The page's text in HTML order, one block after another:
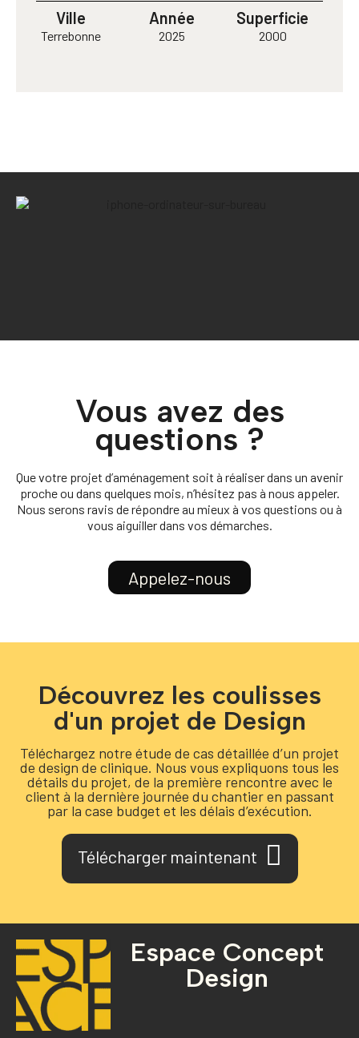
Ville
Terrebonne
Année
2025
Superficie
2000
Vous avez des
questions ?
Que votre projet d’aménagement soit à réaliser dans un avenir
proche ou dans quelques mois, n’hésitez pas à nous appeler.
Nous serons ravis de répondre au mieux à vos questions ou à
vous aiguiller dans vos démarches.
Appelez-nous
Découvrez les coulisses
d'un projet de Design
Téléchargez notre étude de cas détaillée d’un projet
de design de clinique. Nous vous expliquons tous les
détails du projet, de la première rencontre avec le
client à la dernière journée du chantier en passant
par la case budget et les délais d’exécution.
Télécharger maintenant
Espace Concept
Design